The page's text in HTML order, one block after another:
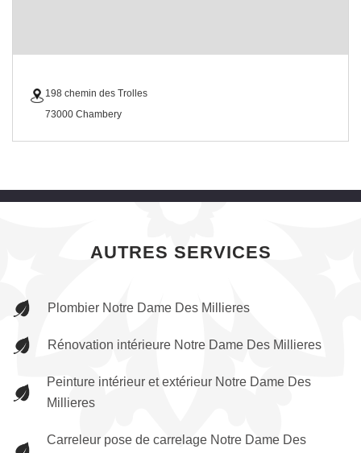
198 chemin des Trolles
73000 Chambery
AUTRES SERVICES
Plombier Notre Dame Des Millieres
Rénovation intérieure Notre Dame Des Millieres
Peinture intérieur et extérieur Notre Dame Des
Millieres
Carreleur pose de carrelage Notre Dame Des